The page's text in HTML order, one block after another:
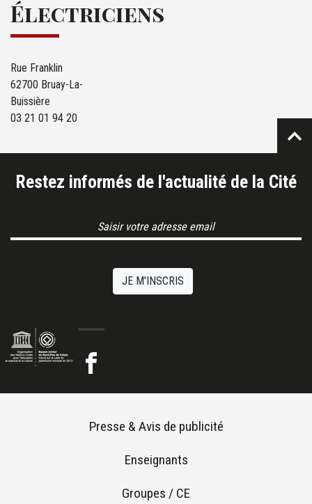
Électriciens
Rue Franklin
62700 Bruay-La-
Buissière
03 21 01 94 20
Restez informés de l'actualité de la Cité
JE M'INSCRIS
Footer menu
Presse & Avis de publicité
Enseignants
Groupes / CE